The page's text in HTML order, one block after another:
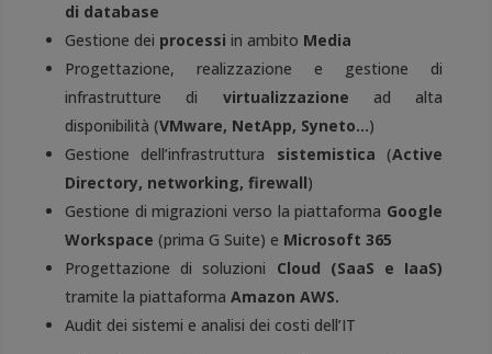
di database
Gestione dei processi in ambito Media
Progettazione, realizzazione e gestione di
infrastrutture di virtualizzazione ad alta
disponibilità (VMware, NetApp, Syneto…)
Gestione dell’infrastruttura sistemistica (Active
Directory, networking, firewall)
Gestione di migrazioni verso la piattaforma Google
Workspace (prima G Suite) e Microsoft 365
Progettazione di soluzioni Cloud (SaaS e IaaS)
tramite la piattaforma Amazon AWS.
Audit dei sistemi e analisi dei costi dell’IT